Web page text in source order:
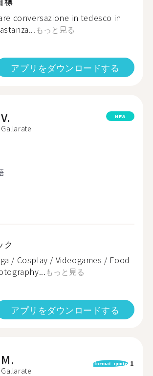
conversazione in tedesco in
もっと見る
アプリをダウンロードする
V.
Gallarate
NEW
ク
/ Cosplay / Videogames / Food
もっと見る
アプリをダウンロードする
M.
Gallarate
format_quote 1